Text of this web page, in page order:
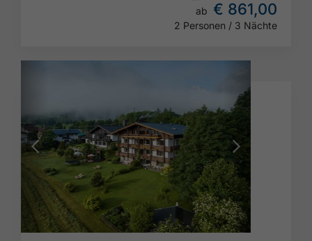
ab € 861,00
2 Personen / 3 Nächte